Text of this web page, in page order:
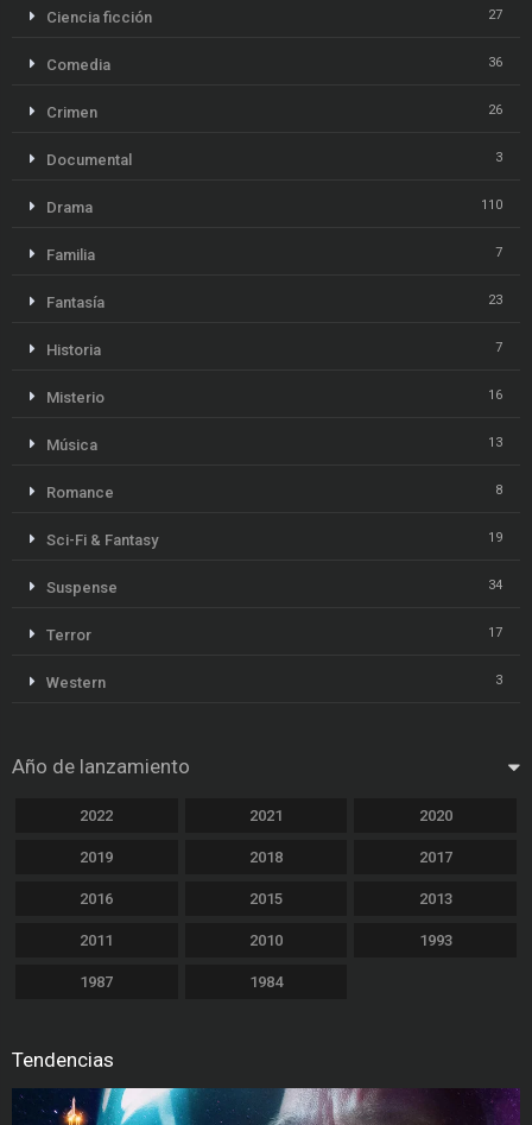
Ciencia ficción 27
Comedia 36
Crimen 26
Documental 3
Drama 110
Familia 7
Fantasía 23
Historia 7
Misterio 16
Música 13
Romance 8
Sci-Fi & Fantasy 19
Suspense 34
Terror 17
Western 3
Año de lanzamiento
2022 2021 2020
2019 2018 2017
2016 2015 2013
2011 2010 1993
1987 1984
Tendencias